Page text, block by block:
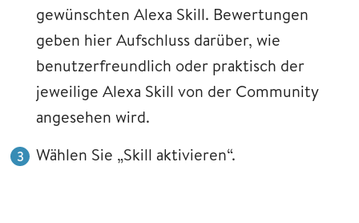
gewünschten Alexa Skill. Bewertungen
geben hier Aufschluss darüber, wie
benutzerfreundlich oder praktisch der
jeweilige Alexa Skill von der Community
angesehen wird.
Wählen Sie „Skill aktivieren“.